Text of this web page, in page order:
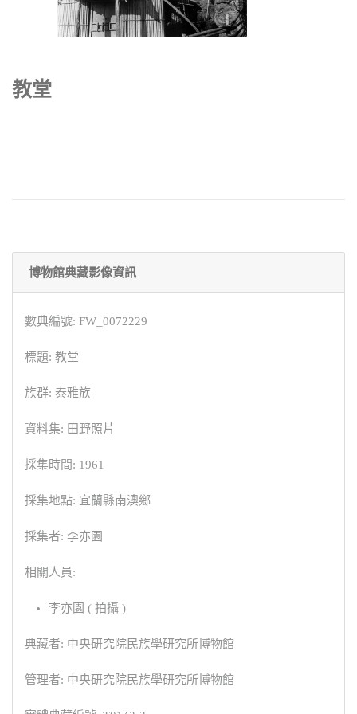
教堂
博物館典藏影像資訊
數典編號: FW_0072229
標題: 教堂
族群: 泰雅族
資料集: 田野照片
採集時間: 1961
採集地點: 宜蘭縣南澳鄉
採集者: 李亦園
相關人員:
李亦園 ( 拍攝 )
典藏者: 中央研究院民族學研究所博物館
管理者: 中央研究院民族學研究所博物館